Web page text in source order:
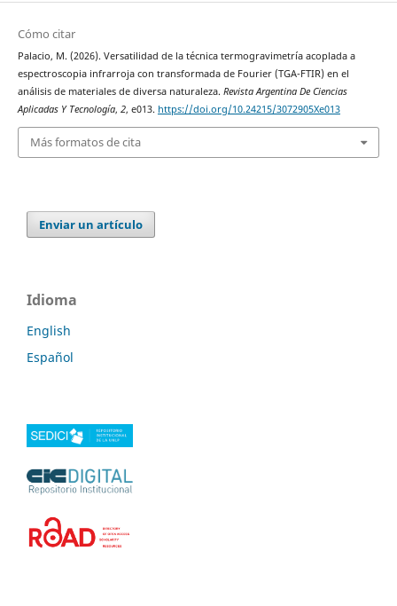
Cómo citar
Palacio, M. (2026). Versatilidad de la técnica termogravimetría acoplada a
espectroscopia infrarroja con transformada de Fourier (TGA-FTIR) en el
análisis de materiales de diversa naturaleza. Revista Argentina De Ciencias
Aplicadas Y Tecnología, 2, e013. https://doi.org/10.24215/3072905Xe013
Más formatos de cita
Enviar un artículo
Idioma
English
Español